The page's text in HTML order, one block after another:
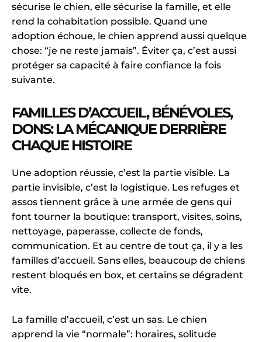
sécurise le chien, elle sécurise la famille, et elle
rend la cohabitation possible. Quand une
adoption échoue, le chien apprend aussi quelque
chose: “je ne reste jamais”. Éviter ça, c’est aussi
protéger sa capacité à faire confiance la fois
suivante.
FAMILLES D’ACCUEIL, BÉNÉVOLES,
DONS: LA MÉCANIQUE DERRIÈRE
CHAQUE HISTOIRE
Une adoption réussie, c’est la partie visible. La
partie invisible, c’est la logistique. Les refuges et
assos tiennent grâce à une armée de gens qui
font tourner la boutique: transport, visites, soins,
nettoyage, paperasse, collecte de fonds,
communication. Et au centre de tout ça, il y a les
familles d’accueil. Sans elles, beaucoup de chiens
restent bloqués en box, et certains se dégradent
vite.
La famille d’accueil, c’est un sas. Le chien
apprend la vie “normale”: horaires, solitude